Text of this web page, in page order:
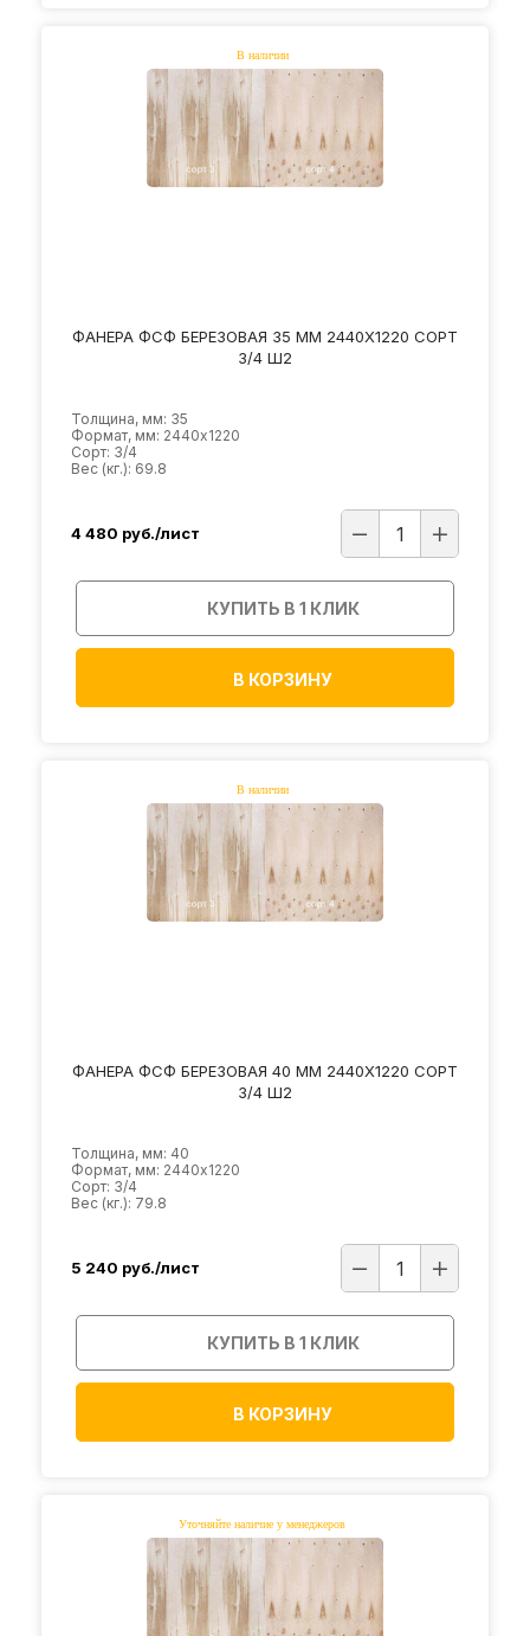
ФАНЕРА ФСФ БЕРЕЗОВАЯ 35 ММ 2440Х1220 СОРТ
3/4 Ш2
Толщина, мм: 35
Формат, мм: 2440х1220
Сорт: 3/4
Вес (кг.): 69.8
4 480 руб./лист
КУПИТЬ В 1 КЛИК
В КОРЗИНУ
ФАНЕРА ФСФ БЕРЕЗОВАЯ 40 ММ 2440Х1220 СОРТ
3/4 Ш2
Толщина, мм: 40
Формат, мм: 2440х1220
Сорт: 3/4
Вес (кг.): 79.8
5 240 руб./лист
КУПИТЬ В 1 КЛИК
В КОРЗИНУ